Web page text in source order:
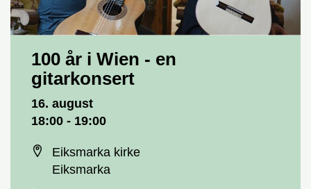
100 år i Wien - en
gitarkonsert
16. august
18:00 - 19:00
Eiksmarka kirke
Eiksmarka